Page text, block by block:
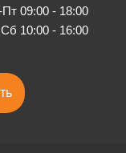
09:00 - 18:00
Сб 10:00 - 16:00